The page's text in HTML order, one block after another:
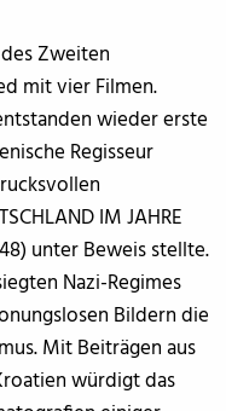
Zweiten
mit vier Filmen.
wieder erste
Regisseur
IM JAHRE
unter Beweis stellte.
Nazi-Regimes
Bildern die
Mit Beiträgen aus
würdigt das